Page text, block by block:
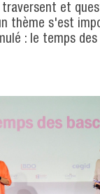
et
thème s'est
: le temps des